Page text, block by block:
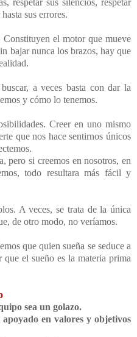
sus errores.
el motor que mueve
bajar nunca los brazos, hay que
a veces basta con dar la
y cómo lo tenemos.
Creer en uno mismo
que nos hace sentirnos únicos
pero si creemos en nosotros, en
todo resultara más fácil y
A veces, se trata de la única
de otro modo, no veríamos.
que quien sueña se seduce a
el sueño es la materia prima
sea un golazo.
en valores y objetivos